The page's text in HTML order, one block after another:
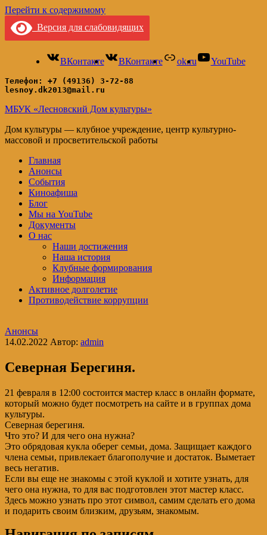
Перейти к содержимому
Версия для слабовидящих
ВКонтакте ВКонтакте ok.ru YouTube
Телефон: +7 (49136) 3-72-88
lesnoy.dk2013@mail.ru
МБУК «Лесновский Дом культуры»
Дом культуры — клубное учреждение, центр культурно-
массовой и просветительской работы
Главная
Анонсы
События
Киноафиша
Блог
Мы на YouTube
Документы
О нас
Наши достижения
Наша история
Клубные формирования
Информация
Активное долголетие
Противодействие коррупции
Анонсы
14.02.2022 Автор: admin
Северная Берегиня.
21 февраля в 12:00 состоится мастер класс в онлайн формате,
который можно будет посмотреть на сайте и в группах дома
культуры.
Северная берегиня.
Что это? И для чего она нужна?
Это обрядовая кукла оберег семьи, дома. Защищает каждого
члена семьи, привлекает благополучие и достаток. Выметает
весь негатив.
Если вы еще не знакомы с этой куклой и хотите узнать, для
чего она нужна, то для вас подготовлен этот мастер класс.
Здесь можно узнать про этот символ, самим сделать его дома
и подарить своим близким, друзьям, знакомым.